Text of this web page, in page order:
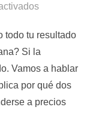
el
todo tu resultado
Si la
Vamos a hablar
por qué dos
a precios